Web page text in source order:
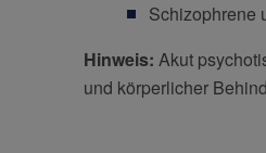
Schizophrene
Hinweis: Akut
und körperlicher